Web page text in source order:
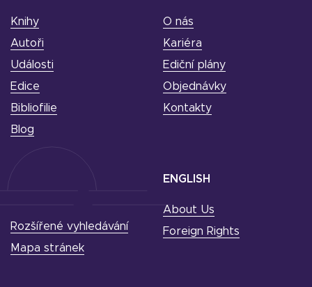
Knihy
Autoři
Události
Edice
Bibliofilie
Blog
O nás
Kariéra
Ediční plány
Objednávky
Kontakty
ENGLISH
About Us
Foreign Rights
Rozšířené vyhledávání
Mapa stránek